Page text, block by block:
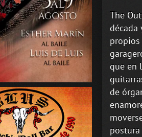
The
década
que en
de